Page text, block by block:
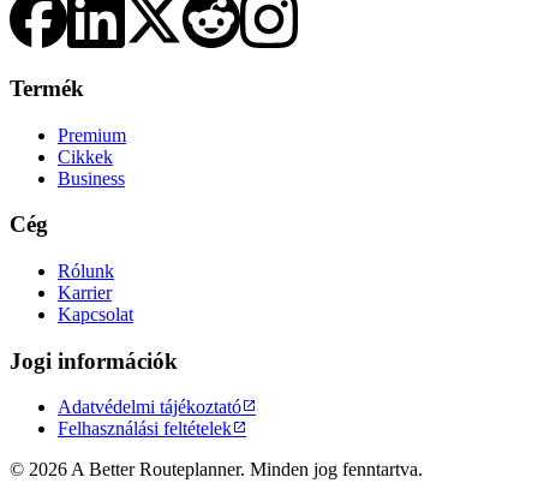
Termék
Premium
Cikkek
Business
Cég
Rólunk
Karrier
Kapcsolat
Jogi információk
Adatvédelmi tájékoztató
Felhasználási feltételek
© 2026 A Better Routeplanner. Minden jog fenntartva.